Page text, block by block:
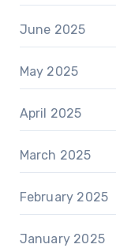
June 2025
May 2025
April 2025
March 2025
February 2025
January 2025